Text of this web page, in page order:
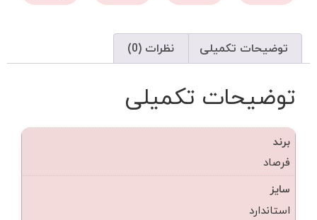
توضیحات تکمیلی نظرات (0)
توضیحات تکمیلی
برند
فرصاد
سایز
استاندارد